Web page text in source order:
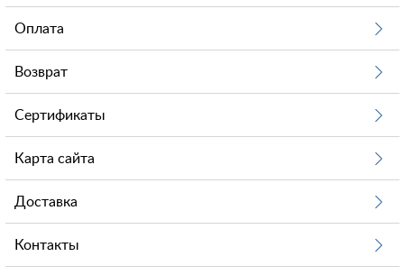
Оплата
Возврат
Сертификаты
Карта сайта
Доставка
Контакты